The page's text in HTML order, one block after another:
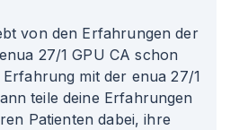
von den Erfahrungen der
27/1 GPU CA schon
mit der enua 27/1
teile deine Erfahrungen
Patienten dabei, ihre